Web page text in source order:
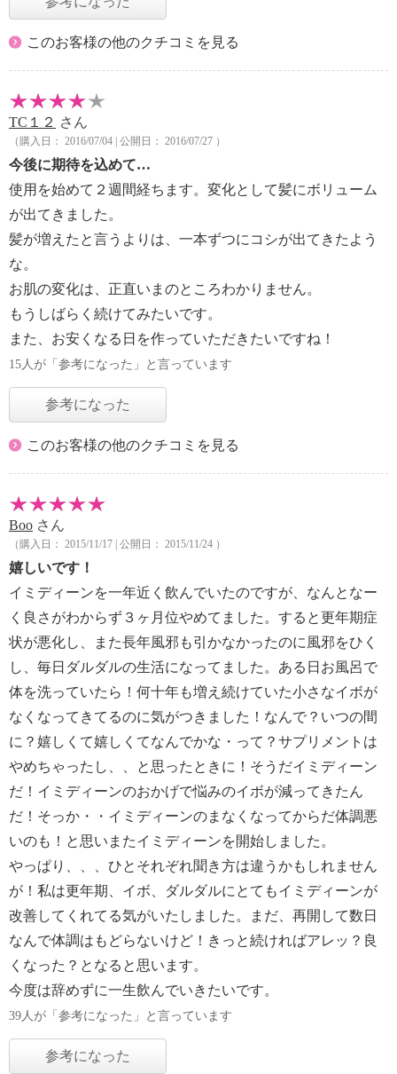
このお客様の他のクチコミを見る
TC１２ さん
（購入日： 2016/07/04 | 公開日： 2016/07/27 ）
今後に期待を込めて…
使用を始めて２週間経ちます。変化として髪にボリューム
が出てきました。
髪が増えたと言うよりは、一本ずつにコシが出てきたよう
な。
お肌の変化は、正直いまのところわかりません。
もうしばらく続けてみたいです。
また、お安くなる日を作っていただきたいですね！
15人が「参考になった」と言っています
参考になった
このお客様の他のクチコミを見る
Boo さん
（購入日： 2015/11/17 | 公開日： 2015/11/24 ）
嬉しいです！
イミディーンを一年近く飲んでいたのですが、なんとなー
く良さがわからず３ヶ月位やめてました。すると更年期症
状が悪化し、また長年風邪も引かなかったのに風邪をひく
し、毎日ダルダルの生活になってました。ある日お風呂で
体を洗っていたら！何十年も増え続けていた小さなイボが
なくなってきてるのに気がつきました！なんで？いつの間
に？嬉しくて嬉しくてなんでかな・って？サプリメントは
やめちゃったし、、と思ったときに！そうだイミディーン
だ！イミディーンのおかげで悩みのイボが減ってきたん
だ！そっか・・イミディーンのまなくなってからだ体調悪
いのも！と思いまたイミディーンを開始しました。
やっぱり、、、ひとそれぞれ聞き方は違うかもしれません
が！私は更年期、イボ、ダルダルにとてもイミディーンが
改善してくれてる気がいたしました。まだ、再開して数日
なんで体調はもどらないけど！きっと続ければアレッ？良
くなった？となると思います。
今度は辞めずに一生飲んでいきたいです。
39人が「参考になった」と言っています
参考になった